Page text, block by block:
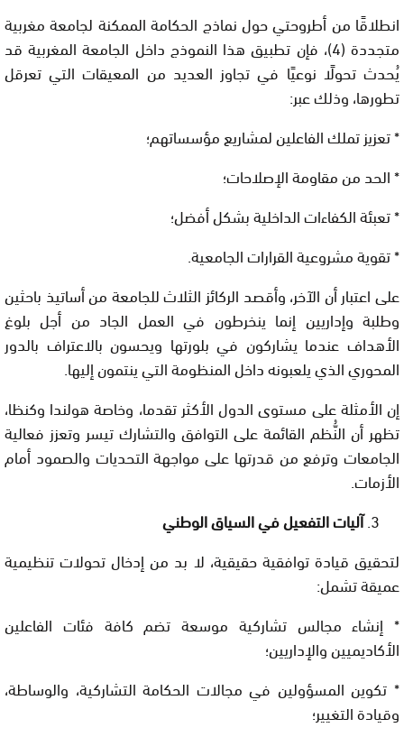
انطلاقًا من أطروحتي حول نماذج الحكامة الممكنة لجامعة مغربية
متجددة (4)، فإن تطبيق هذا النموذج داخل الجامعة المغربية قد
يُحدث تحولًا نوعيًا في تجاوز العديد من المعيقات التي تعرقل
تطورها، وذلك عبر:
* تعزيز تملك الفاعلين لمشاريع مؤسساتهم؛
* الحد من مقاومة الإصلاحات؛
* تعبئة الكفاءات الداخلية بشكل أفضل؛
* تقوية مشروعية القرارات الجامعية.
على اعتبار أن الآخر، وأقصد الركائز الثلاث للجامعة من أساتيذ باحثين
وطلبة وإداريين إنما ينخرطون في العمل الجاد من أجل بلوغ
الأهداف عندما يشاركون في بلورتها ويحسون بالاعتراف بالدور
المحوري الذي يلعبونه داخل المنظومة التي ينتمون إليها.
إن الأمثلة على مستوى الدول الأكثر تقدما، وخاصة هولندا وكنظا،
تظهر أن النُّظم القائمة على التوافق والتشارك تيسر وتعزز فعالية
الجامعات وترفع من قدرتها على مواجهة التحديات والصمود أمام
الأزمات.
آليات التفعيل في السياق الوطني
لتحقيق قيادة توافقية حقيقية، لا بد من إدخال تحولات تنظيمية
عميقة تشمل:
* إنشاء مجالس تشاركية موسعة تضم كافة فئات الفاعلين
الأكاديميين والإداريين؛
* تكوين المسؤولين في مجالات الحكامة التشاركية، والوساطة،
وقيادة التغيير؛